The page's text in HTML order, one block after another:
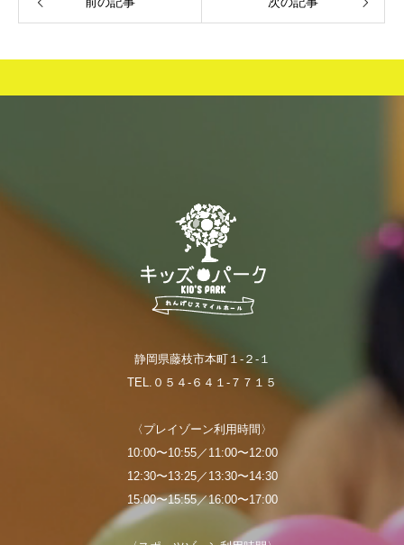
静岡県藤枝市本町１-２-１
TEL.０５４-６４１-７７１５
〈プレイゾーン利用時間〉
10:00〜10:55／11:00〜12:00
12:30〜13:25／13:30〜14:30
15:00〜15:55／16:00〜17:00